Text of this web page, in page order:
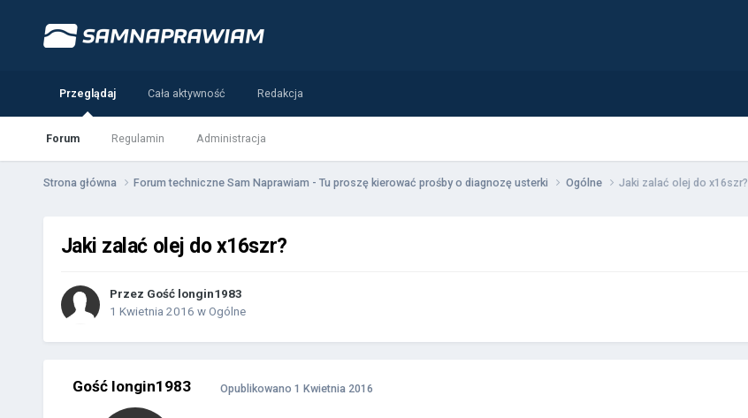
Przeglądaj
Forum Regulamin Administracja
Cała aktywność Redakcja
Strona główna Forum techniczne Sam Naprawiam - Tu proszę kierować prośby o diagnozę usterki Ogólne Jaki zalać olej do x16szr?
Jaki zalać olej do x16szr?
Przez Gość longin1983
1 Kwietnia 2016 w Ogólne
Gość longin1983 Opublikowano 1 Kwietnia 2016